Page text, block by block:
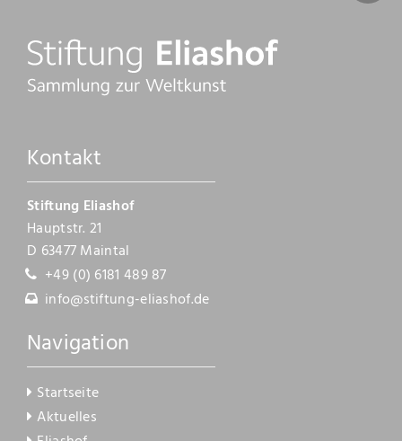
Kontakt
Kontakt
Stiftung Eliashof
Hauptstr. 21
D 63477 Maintal
+49 (0) 6181 489 87
info@stiftung-eliashof.de
Navigation
Startseite
Aktuelles